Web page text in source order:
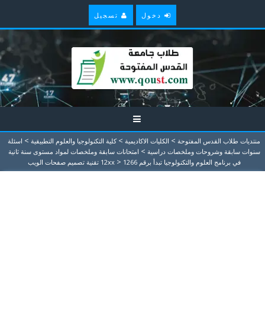
دخول تسجيل
منتديات طلاب القدس المفتوحة > الكليات الاكاديمية > كلية التكنولوجيا والعلوم التطبيقية > اسئلة
سنوات سابقة وشروحات وملخصات دراسية > امتحانات سابقة وملخصات لمواد مستوى سنة ثانية
في برنامج العلوم والتكنولوجيا تبدأ برقم 12xx
> 1266 تقنية تصميم صفحات الويب